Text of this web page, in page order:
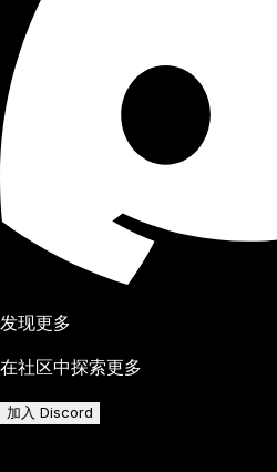
发现更多
在社区中探索更多
加入 Discord